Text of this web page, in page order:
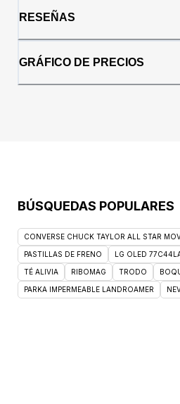
RESEÑAS
GRÁFICO DE PRECIOS
BÚSQUEDAS POPULARES
CONVERSE CHUCK TAYLOR ALL STAR
PASTILLAS DE FRENO LG OLED
TÉ ALIVIA RIBOMAG TRODO
PARKA IMPERMEABLE LANDROAMER